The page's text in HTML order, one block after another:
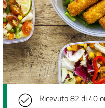
Ricevuto 82 di 40